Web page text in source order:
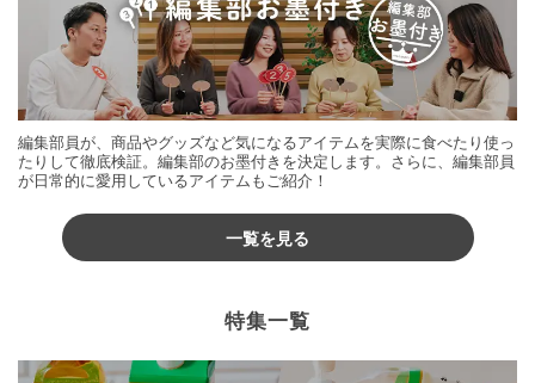
編集部員が、商品やグッズなど気になるアイテムを実際に食べたり使っ
たりして徹底検証。編集部のお墨付きを決定します。さらに、編集部員
が日常的に愛用しているアイテムもご紹介！
一覧を見る
特集一覧